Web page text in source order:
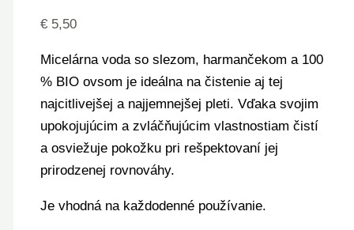
€ 5,50
Micelárna voda so slezom, harmančekom a 100
% BIO ovsom je ideálna na čistenie aj tej
najcitlivejšej a najjemnejšej pleti. Vďaka svojim
upokojujúcim a zvláčňujúcim vlastnostiam čistí
a osviežuje pokožku pri rešpektovaní jej
prirodzenej rovnováhy.
Je vhodná na každodenné používanie.